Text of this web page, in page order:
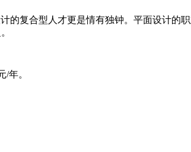
复合型人才更是情有独钟。平面设计的
年。